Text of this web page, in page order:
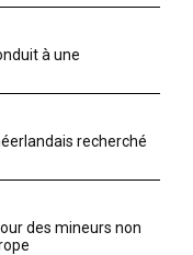
à une
recherché
des mineurs non